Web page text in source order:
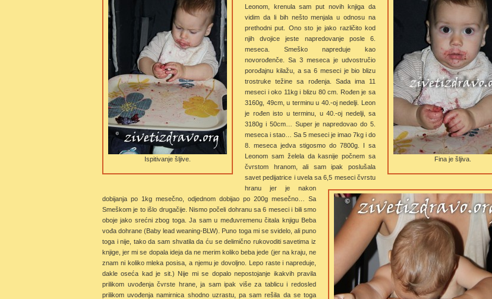
Ispitivanje šljive. Fina je šljiva.
Leonom, krenula sam put novih knjiga da
vidim da li bih nešto menjala u odnosu na
prethodni put. Ono sto je jako različito kod
njih dvojice jeste napredovanje posle 6.
meseca. Smeško napreduje kao
novorođenče. Sa 3 meseca je udvostručio
porođajnu kilažu, a sa 6 meseci je bio blizu
trostruke težine sa rođenja. Sada ima 11
meseci i oko 11kg i blizu 80 cm. Rođen je sa
3160g, 49cm, u terminu u 40.-oj nedelji. Leon
je rođen isto u terminu, u 40.-oj nedelji, sa
3180g i 50cm… Super je napredovao do 5.
meseca i stao… Sa 5 meseci je imao 7kg i do
8. meseca jedva stigosmo do 7800g. I sa
Leonom sam želela da kasnije počnem sa
čvrstom hranom, ali sam ipak poslušala
savet pedijatrice i uvela sa 6,5 meseci čvrstu
hranu jer je nakon
dobijanja po 1kg mesečno, odjednom dobijao po 200g mesečno… Sa
Smeškom je to išlo drugačije. Nismo počeli dohranu sa 6 meseci i bili smo
oboje jako srećni zbog toga. Ja sam u međuvremenu čitala knjigu Beba
vođa dohrane (Baby lead weaning-BLW). Puno toga mi se svidelo, ali puno
toga i nije, tako da sam shvatila da ću se delimično rukovoditi savetima iz
knjige, jer mi se dopala ideja da ne merim koliko beba jede (jer na kraju, ne
znam ni koliko mleka posisa, a njemu je dovoljno. Lepo raste i napreduje,
dakle oseća kad je sit.) Nije mi se dopalo nepostojanje ikakvih pravila
prilikom uvođenja čvrste hrane, ja sam ipak više za tablicu i redosled
prilikom uvođenja namirnica shodno uzrastu, pa sam rešila da se toga